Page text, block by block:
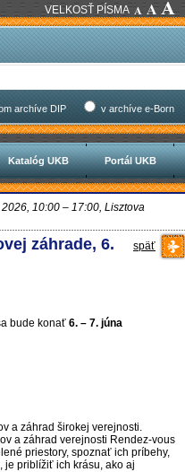
VELKOSŤ PÍSMA
archíve DIP v archíve e-Born
Katalóg UKB Portál UKB
10:00 – 17:00, Lisztova
záhrade, 6.
späť
bude konať 6. – 7. júna
a záhrad širokej verejnosti.
a záhrad verejnosti Rendez-vous
priestory, spoznať ich príbehy,
je priblížiť ich krásu, ako aj